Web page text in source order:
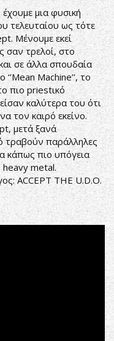
έχουμε μια φυσική
τελευταίου ως τότε
Μένουμε εκεί
σαν τρελοί, στο
σε άλλα σπουδαία
Machine’’, το
πιο priestικό
καλύτερα του ότι
τον καιρό εκείνο.
μετά ξανά
τραβούν παράλληλες
κάπως πιο υπόγεια
heavy metal.
ACCEPT THE U.D.O.